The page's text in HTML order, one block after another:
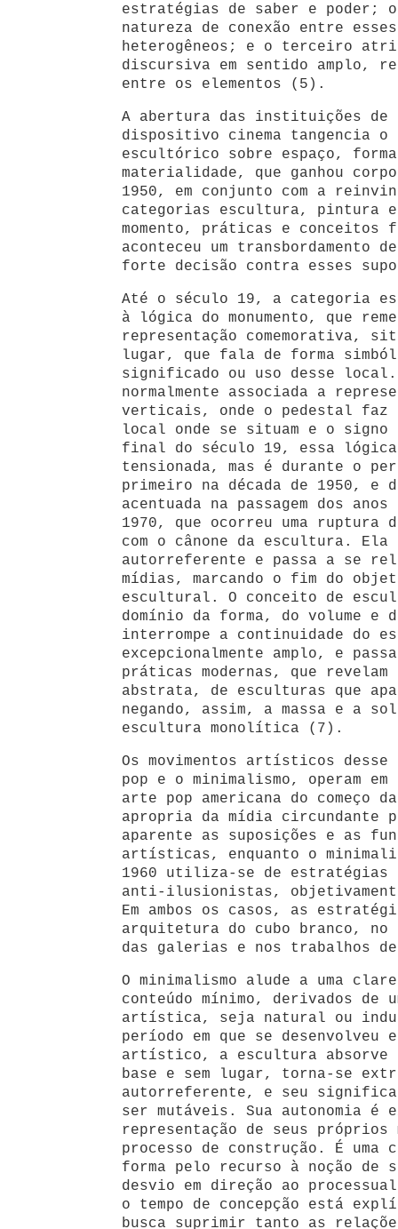
estratégias de saber e poder; o
natureza de conexão entre
heterogêneos; e o terceiro
discursiva em sentido amplo,
entre os elementos (5).
A abertura das instituições de
dispositivo cinema tangencia o
escultórico sobre espaço,
materialidade, que ganhou
1950, em conjunto com a
categorias escultura, pintura e
momento, práticas e conceitos
aconteceu um transbordamento
forte decisão contra esses
Até o século 19, a categoria
à lógica do monumento, que
representação comemorativa,
lugar, que fala de forma
significado ou uso desse
normalmente associada a
verticais, onde o pedestal faz
local onde se situam e o signo
final do século 19, essa lógica
tensionada, mas é durante o
primeiro na década de 1950, e
acentuada na passagem dos
1970, que ocorreu uma
com o cânone da escultura.
autorreferente e passa a se
mídias, marcando o fim do
escultural. O conceito de
domínio da forma, do volume e
interrompe a continuidade do
excepcionalmente amplo, e
práticas modernas, que revelam
abstrata, de esculturas que
negando, assim, a massa e a
escultura monolítica (7).
Os movimentos artísticos
pop e o minimalismo, operam
arte pop americana do começo
apropria da mídia circundante
aparente as suposições e as
artísticas, enquanto o
1960 utiliza-se de estratégias
anti-ilusionistas,
Em ambos os casos, as
arquitetura do cubo branco, no
das galerias e nos trabalhos
O minimalismo alude a uma
conteúdo mínimo, derivados de
artística, seja natural ou
período em que se desenvolveu
artístico, a escultura absorve
base e sem lugar, torna-se
autorreferente, e seu
ser mutáveis. Sua autonomia é
representação de seus
processo de construção. É
forma pelo recurso à noção
desvio em direção ao
o tempo de concepção está
busca suprimir tanto as